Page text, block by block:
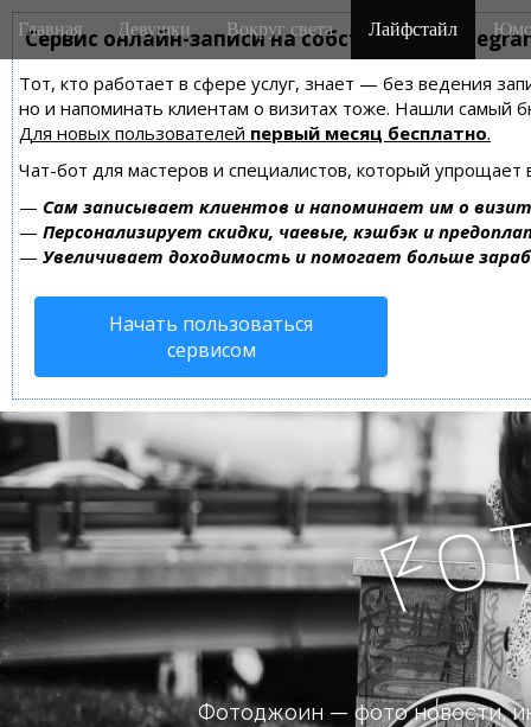
Сервис онлайн-записи на собственном
Тот, кто работает в сфере услуг, знает — без ведения
но и напоминать клиентам о визитах тоже. Нашли самый
Для новых пользователей первый месяц бесплатно.
Чат-бот для мастеров и специалистов, который упрощает
— Сам записывает клиентов и напоминает им о
— Персонализирует скидки, чаевые, кэшбэк и
— Увеличивает доходимость и помогает больше
Начать пользоваться
сервисом
M
a
n
m
e
n
u
i
Главная Девушки Вокруг света Лайфстайл
Fo
Фотоджоин — фото новости,